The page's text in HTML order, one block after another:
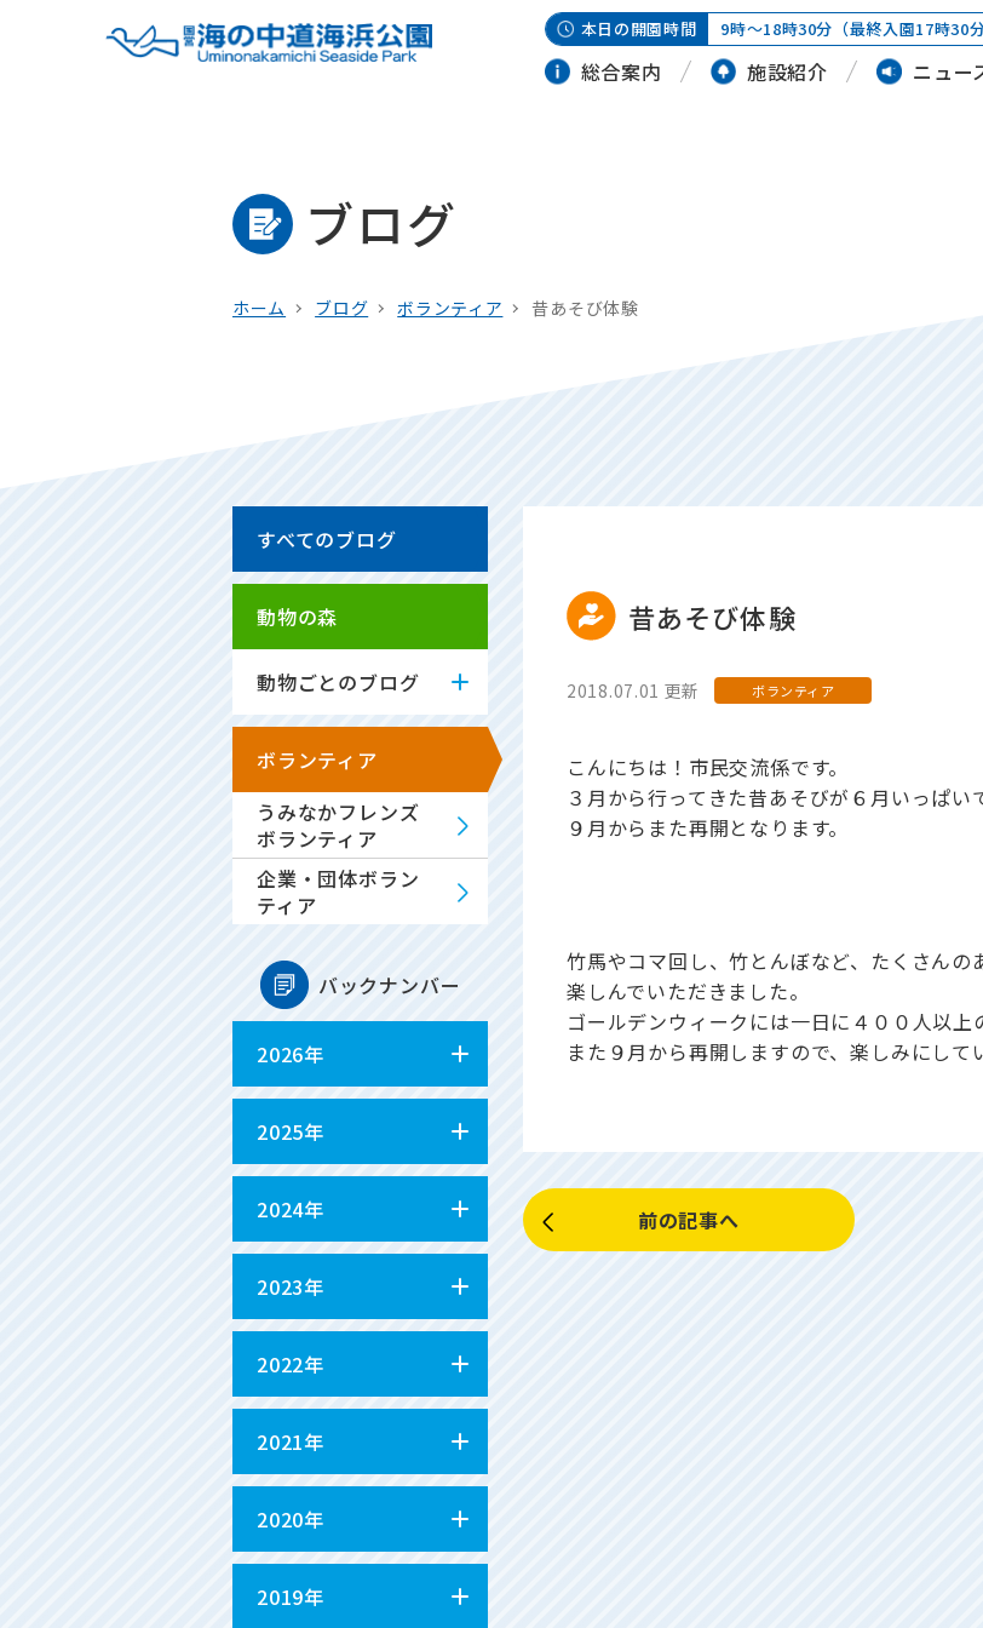
本日の開園時間 9時～18時30分（最終入園17時30分
総合案内 施設紹介 ニュー
ブログ
ホーム ブログ ボランティア 昔あそび体験
すべてのブログ
動物の森
動物ごとのブログ
ボランティア
うみなかフレンズ
ボランティア
企業・団体ボラン
ティア
バックナンバー
2026年
2025年
2024年
2023年
2022年
2021年
2020年
2019年
昔あそび体験
2018.07.01 更新 ボランティア
こんにちは！市民交流係です。
３月から行ってきた昔あそびが６月いっぱい
９月からまた再開となります。
竹馬やコマ回し、竹とんぼなど、たくさん
楽しんでいただきました。
ゴールデンウィークには一日に４００人以上
また９月から再開しますので、楽しみにして
前の記事へ